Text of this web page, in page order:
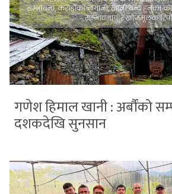
गणेश हिमाल खानी : अर्बौंको
दशकदेखि सुनसान